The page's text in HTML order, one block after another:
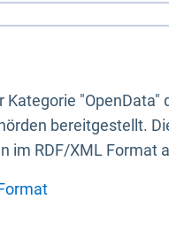
Kategorie "OpenData"
bereitgestellt.
im RDF/XML Format